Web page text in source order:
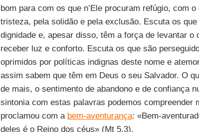
bom para com os que n’Ele procuram refúgio, com
tristeza, pela solidão e pela exclusão. Escuta os
dignidade e, apesar disso, têm a força de levantar o
receber luz e conforto. Escuta os que são
oprimidos por políticas indignas deste nome e
assim sabem que têm em Deus o seu Salvador. O
de mais, o sentimento de abandono e de confiança
sintonia com estas palavras podemos compreender
proclamou com a bem-aventurança: «Bem-
deles é o Reino dos céus» (Mt 5,3).